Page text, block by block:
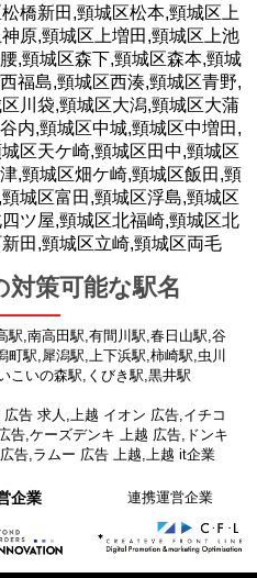
橋新田,頸城区松本,頸城区上
原,頸城区上増田,頸城区上池
,頸城区森下,頸城区森本,頸城
福島,頸城区西湊,頸城区青野,
川袋,頸城区大潟,頸城区大蒲
内,頸城区中城,頸城区中増田,
区天ケ崎,頸城区田中,頸城区
,頸城区畑ケ崎,頸城区飯田,頸
城区富田,頸城区浮島,頸城区
ツ屋,頸城区北福崎,頸城区北
田,頸城区立崎,頸城区両毛
対策可能な駅名
駅,南高田駅,有間川駅,春日山駅,谷
駅,犀潟駅,上下浜駅,柿崎駅,虫川
こいの森駅,くびき駅,黒井駅
告 求人,上越 イオン 広告,イチコ
告,ケーズデンキ 上越 広告,ドンキ
告,ラムー 広告 上越,上越 it企業
企業 連携運営企業